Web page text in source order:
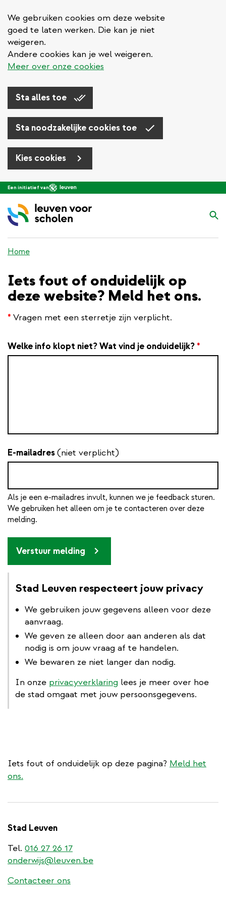
We gebruiken cookies om deze website
goed te laten werken. Die kan je niet
weigeren.
Andere cookies kan je wel weigeren.
Meer over onze cookies
Sta alles toe
Sta noodzakelijke cookies toe
Kies cookies
Overslaan
naar
de
inhoud
gaan
Een initiatief van
Home
Iets fout of onduidelijk op
deze website? Meld het ons.
* Vragen met een sterretje zijn verplicht.
Welke info klopt niet? Wat vind je onduidelijk? *
E-mailadres(niet verplicht)
Als je een e-mailadres invult, kunnen we je feedback sturen.
We gebruiken het alleen om je te contacteren over deze
melding.
Verstuur melding
Stad Leuven respecteert jouw privacy
We gebruiken jouw gegevens alleen voor deze
aanvraag.
We geven ze alleen door aan anderen als dat
nodig is om jouw vraag af te handelen.
We bewaren ze niet langer dan nodig.
In onze privacyverklaring lees je meer over hoe
de stad omgaat met jouw persoonsgegevens.
Iets fout of onduidelijk op deze pagina? Meld het
ons.
Stad Leuven
Tel. 016 27 26 17
onderwijs@leuven.be
Contacteer ons